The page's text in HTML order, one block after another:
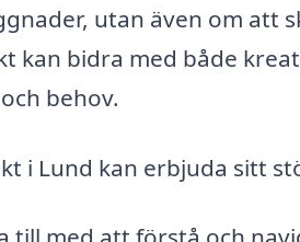
utan även om att
kan bidra med både
behov.
i Lund kan erbjuda sitt